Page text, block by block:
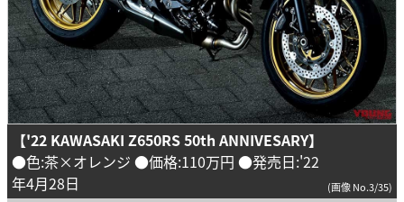
【'22 KAWASAKI Z650RS 50th ANNIVESARY】
●色:茶×オレンジ ●価格:110万円 ●発売日:'22
年4月28日
(画像 No.3/35)